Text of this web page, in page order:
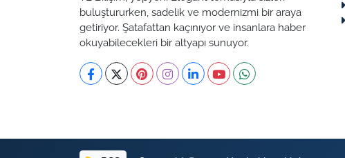
buluştururken, sadelik ve modernizmi bir araya
getiriyor. Şatafattan kaçınıyor ve insanlara haber
okuyabilecekleri bir altyapı sunuyor.